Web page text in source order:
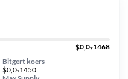
$0,0₇1468
Bitgert koers
$0,0₇1450